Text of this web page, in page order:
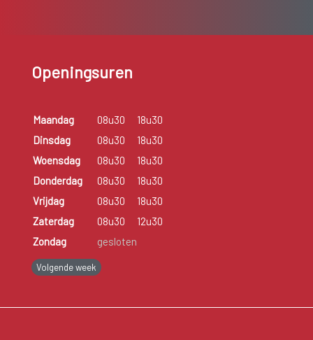
Openingsuren
Maandag 08u30
18u30
Dinsdag
08u30
18u30
Woensdag
08u30
18u30
Donderdag
08u30
18u30
Vrijdag
08u30
18u30
Zaterdag
08u30
12u30
Zondag
gesloten
Volgende week